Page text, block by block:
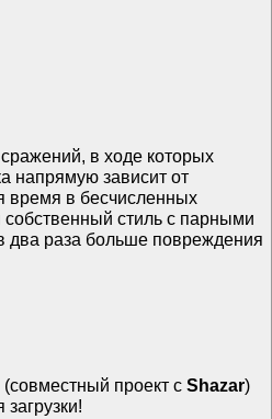
в ходе которых
напрямую зависит от
время в бесчисленных
собственный стиль с парными
два раза больше повреждения
проект сShazar)